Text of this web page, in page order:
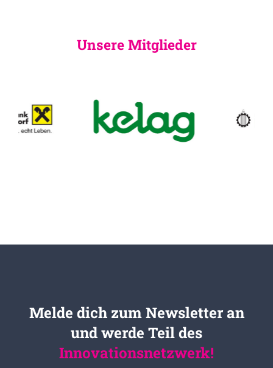
Unsere Mitglieder
Melde dich zum Newsletter an
und werde Teil des
Innovationsnetzwerk!